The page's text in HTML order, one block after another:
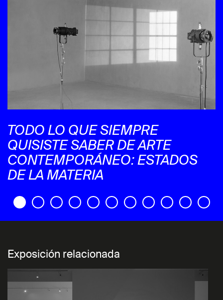
TODO LO QUE SIEMPRE
QUISISTE SABER DE ARTE
CONTEMPORÁNEO: ESTADOS
DE LA MATERIA
Exposición relacionada